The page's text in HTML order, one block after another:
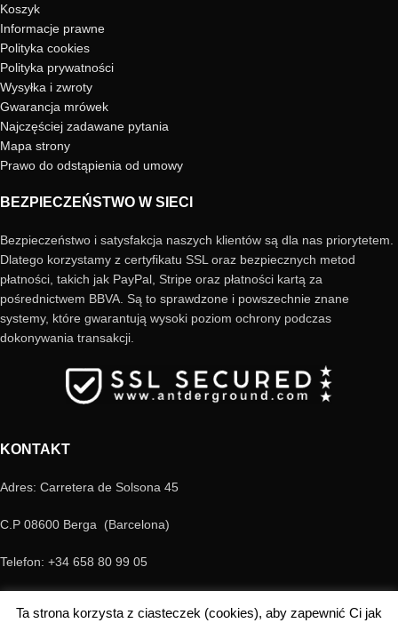
Koszyk
Informacje prawne
Polityka cookies
Polityka prywatności
Wysyłka i zwroty
Gwarancja mrówek
Najczęściej zadawane pytania
Mapa strony
Prawo do odstąpienia od umowy
BEZPIECZEŃSTWO W SIECI
Bezpieczeństwo i satysfakcja naszych klientów są dla nas priorytetem.
Dlatego korzystamy z certyfikatu SSL oraz bezpiecznych metod
płatności, takich jak PayPal, Stripe oraz płatności kartą za
pośrednictwem BBVA. Są to sprawdzone i powszechnie znane
systemy, które gwarantują wysoki poziom ochrony podczas
dokonywania transakcji.
KONTAKT
Adres: Carretera de Solsona 45
C.P 08600 Berga (Barcelona)
Telefon: +34 658 80 99 05
© Copyright Antderground 2017- 2024 ---> Nucli zoologic: 9015-1457203/2021
Ta strona korzysta z ciasteczek (cookies), aby zapewnić Ci jak